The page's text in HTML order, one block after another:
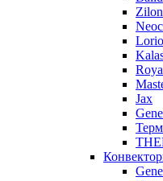
Zilon
Jax